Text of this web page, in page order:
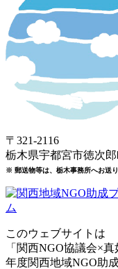
〒321-2116
栃木県宇都宮市徳次郎
※ 郵送物等は、栃木事務所へお送
このウェブサイトは
「関西NGO協議会×
年度関西地域NGO助